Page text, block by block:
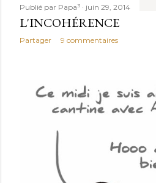
Publié par Papa³ juin 29, 2014
L'INCOHÉRENCE
Partager 9 commentaires